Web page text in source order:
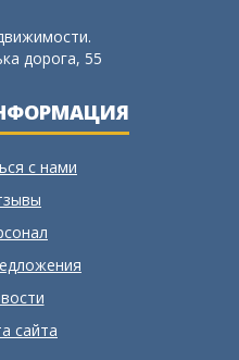
дорога, 55
с нами
сайта